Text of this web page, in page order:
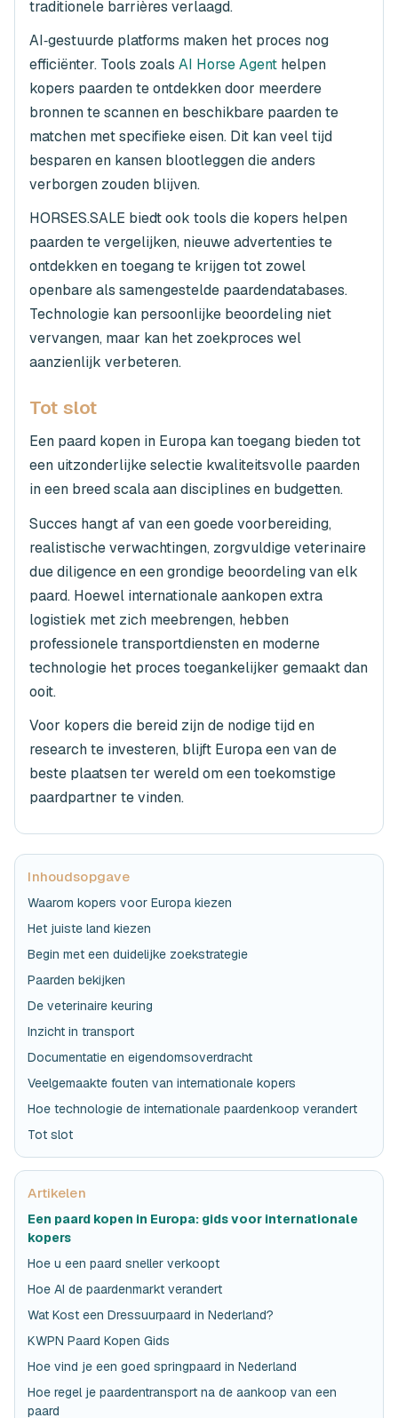
traditionele barrières verlaagd.
AI‑gestuurde platforms maken het proces nog
efficiënter. Tools zoals AI Horse Agent helpen
kopers paarden te ontdekken door meerdere
bronnen te scannen en beschikbare paarden te
matchen met specifieke eisen. Dit kan veel tijd
besparen en kansen blootleggen die anders
verborgen zouden blijven.
HORSES.SALE biedt ook tools die kopers helpen
paarden te vergelijken, nieuwe advertenties te
ontdekken en toegang te krijgen tot zowel
openbare als samengestelde paardendatabases.
Technologie kan persoonlijke beoordeling niet
vervangen, maar kan het zoekproces wel
aanzienlijk verbeteren.
Tot slot
Een paard kopen in Europa kan toegang bieden tot
een uitzonderlijke selectie kwaliteitsvolle paarden
in een breed scala aan disciplines en budgetten.
Succes hangt af van een goede voorbereiding,
realistische verwachtingen, zorgvuldige veterinaire
due diligence en een grondige beoordeling van elk
paard. Hoewel internationale aankopen extra
logistiek met zich meebrengen, hebben
professionele transportdiensten en moderne
technologie het proces toegankelijker gemaakt dan
ooit.
Voor kopers die bereid zijn de nodige tijd en
research te investeren, blijft Europa een van de
beste plaatsen ter wereld om een toekomstige
paardpartner te vinden.
Inhoudsopgave
Waarom kopers voor Europa kiezen
Het juiste land kiezen
Begin met een duidelijke zoekstrategie
Paarden bekijken
De veterinaire keuring
Inzicht in transport
Documentatie en eigendomsoverdracht
Veelgemaakte fouten van internationale kopers
Hoe technologie de internationale paardenkoop verandert
Tot slot
Artikelen
Een paard kopen in Europa: gids voor internationale
kopers
Hoe u een paard sneller verkoopt
Hoe AI de paardenmarkt verandert
Wat Kost een Dressuurpaard in Nederland?
KWPN Paard Kopen Gids
Hoe vind je een goed springpaard in Nederland
Hoe regel je paardentransport na de aankoop van een
paard